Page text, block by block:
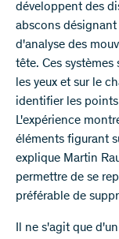
développent des
abscons
d'analyse des
tête. Ces
les yeux et sur le
identifier les
L'expérience
éléments figurant
explique Martin
permettre de se
préférable de
Il ne s'agit que